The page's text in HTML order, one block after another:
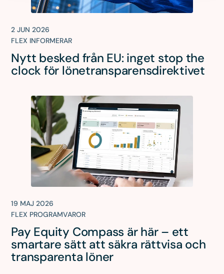
2 JUN 2026
FLEX INFORMERAR
Nytt besked från EU: inget stop the
clock för lönetransparensdirektivet
19 MAJ 2026
FLEX PROGRAMVAROR
Pay Equity Compass är här – ett
smartare sätt att säkra rättvisa och
transparenta löner